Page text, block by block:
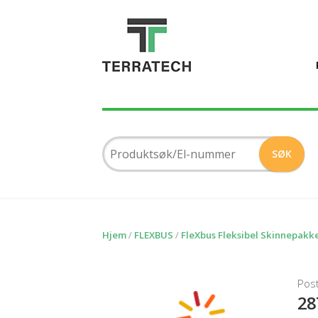
Hjem/ FLEXBUS / FleXbus Fleksibel